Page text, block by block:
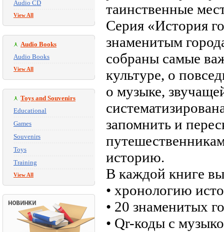
Audio CD
View All
Audio Books
Audio Books
View All
Toys and Souvenirs
Educational
Games
Souvenirs
Toys
Training
View All
таинственные
Серия «История
знаменитым
собраны самые
культуре, о
о музыке,
запомнить и
историю.
В каждой книге
• хронологию
• 20 знаменитых
• Qr-коды с